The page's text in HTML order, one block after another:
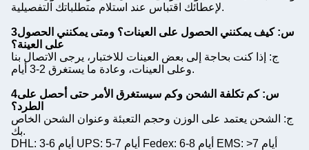
لإعطائك اقتباس عند استلام متطلباتك التفصيلية.
3س: كيف يمكنني الحصول على العينات؟ ومتى يمكنني الحصول
على العينة؟
ج: إذا كنت بحاجة إلى بعض العينات للاختبار، يرجى الاتصال بنا
وعلى العينات، وعادة ما يستغرق 2-3 أيام.
4س: كم تكلفة الشحن وكم سيستغرق الأمر حتى أحصل على
الطرد؟
ج: الشحن يعتمد على الوزن وحجم التعبئة وعنوان الشحن الخاص
بك.
DHL: 3-6 أيام UPS: 5-7 أيام Fedex: 6-8 أيام EMS: >7 أيام